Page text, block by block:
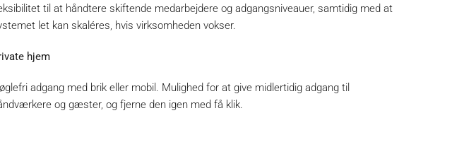
til at håndtere skiftende medarbejdere og adgangsniveauer, samtidig med at
let kan skaléres, hvis virksomheden vokser.
hjem
adgang med brik eller mobil. Mulighed for at give midlertidig adgang til
og gæster, og fjerne den igen med få klik.